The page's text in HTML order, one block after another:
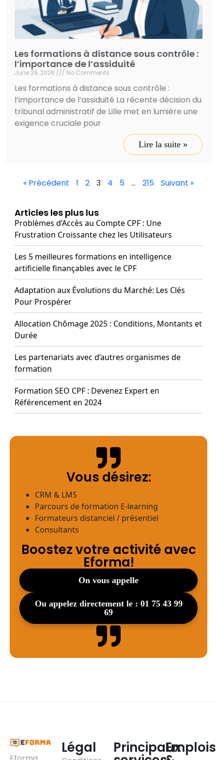
Les formations à distance sous contrôle :
l’importance de l’assiduité
June 29, 2026 No Comments
Les formations à distance sous contrôle :
l’importance de l’assiduité La récente décision du
tribunal administratif de Lille met en lumière une
exigence cruciale pour
Lire la suite »
« Précédent 1 2 3 4 5 … 215 Suivant »
Articles les plus lus
Problèmes d’Accès au Compte CPF : Une
Frustration Croissante chez les Utilisateurs
Les 5 meilleures formations en intelligence
artificielle finançables avec le CPF
Adaptation aux Évolutions du Marché: Les Clés
Pour Prospérer
Allocation Chômage 2025 : Conditions, Montants et
Durée
Les partenariats avec d’autres organismes de
formation
Formation SEO CPF : Devenez Expert en
Référencement en 2024
Vous désirez:
CRM & LMS
Parcours de formation E-learning
Formateurs distanciel / présentiel
Consultants
Boostez votre activité avec
Eforma!
on vous appelle
ou appelez directement le : 01 75 43 99
69
Légal PrincipauxEmplois